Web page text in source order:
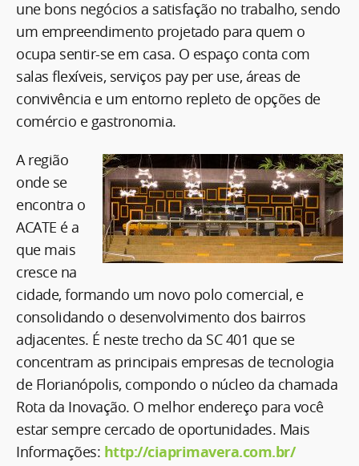
une bons negócios a satisfação no trabalho, sendo
um empreendimento projetado para quem o
ocupa sentir-se em casa. O espaço conta com
salas flexíveis, serviços pay per use, áreas de
convivência e um entorno repleto de opções de
comércio e gastronomia.
A região
onde se
encontra o
ACATE é a
que mais
cresce na
cidade, formando um novo polo comercial, e
consolidando o desenvolvimento dos bairros
adjacentes. É neste trecho da SC 401 que se
concentram as principais empresas de tecnologia
de Florianópolis, compondo o núcleo da chamada
Rota da Inovação. O melhor endereço para você
estar sempre cercado de oportunidades. Mais
Informações: http://ciaprimavera.com.br/